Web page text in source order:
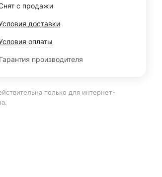
с продажи
доставки
оплаты
Гарантия производителя
только для интернет-